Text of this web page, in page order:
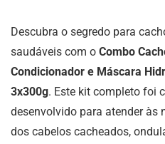
Descubra o segredo para
saudáveis com o Combo
Condicionador e Máscara
3x300g. Este kit completo foi
desenvolvido para atender às
dos cabelos cacheados,